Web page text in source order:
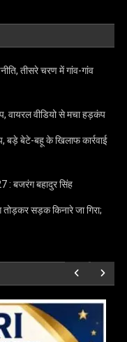
तीसरे चरण में गांव-गांव
वायरल वीडियो से मचा हड़कंप
बड़े बेटे-बहू के खिलाफ कार्रवाई
: बजरंग बहादुर सिंह
सड़क किनारे जा गिरा;